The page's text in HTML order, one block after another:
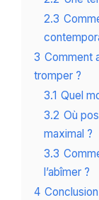
2.3
3 Comment
tromper ?
3.1 Quel
3.2 Où
maximal ?
3.3
l’abîmer ?
4